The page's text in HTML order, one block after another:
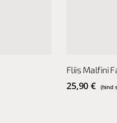
product
has
Fliis Malfini
25,90€ (hind